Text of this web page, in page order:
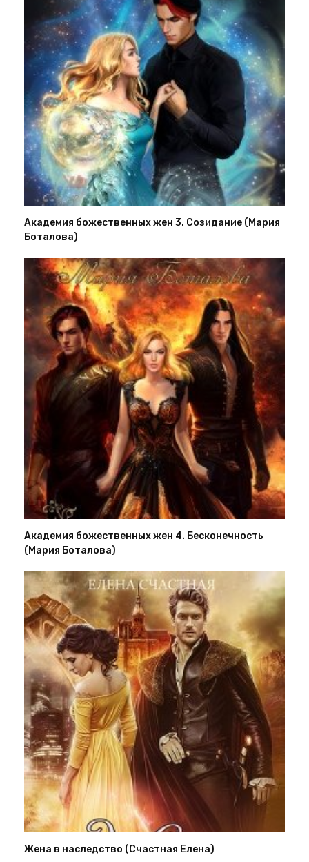
Академия божественных жен 3. Созидание (Мария
Боталова)
Академия божественных жен 4. Бесконечность
(Мария Боталова)
Жена в наследство (Счастная Елена)